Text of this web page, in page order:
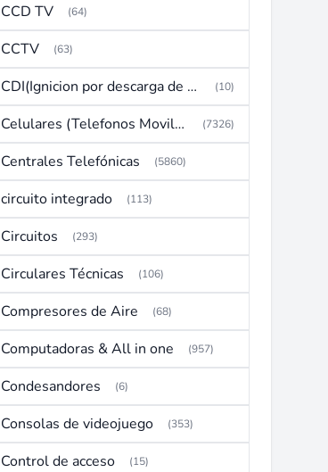
CCD TV (64)
CCTV (63)
CDI(Ignicion por descarga de capacitor) (10)
Celulares (Telefonos Moviles) (7326)
Centrales Telefónicas (5860)
circuito integrado (113)
Circuitos (293)
Circulares Técnicas (106)
Compresores de Aire (68)
Computadoras & All in one (957)
Condesandores (6)
Consolas de videojuego (353)
Control de acceso (15)